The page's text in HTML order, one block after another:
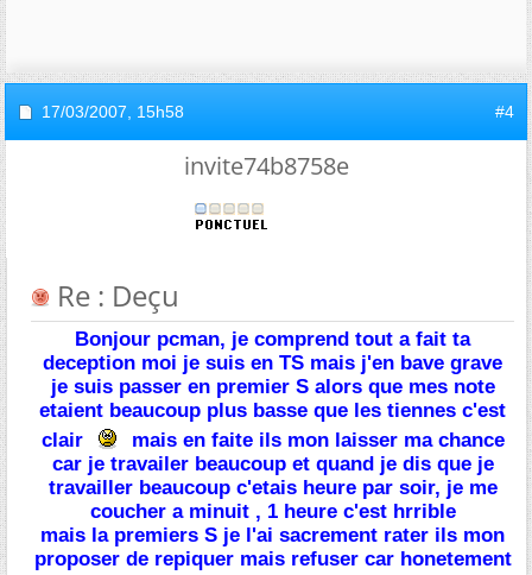
17/03/2007, 15h58 #4
invite74b8758e
Re : Deçu
Bonjour pcman, je comprend tout a fait ta
deception moi je suis en TS mais j'en bave grave
je suis passer en premier S alors que mes note
etaient beaucoup plus basse que les tiennes c'est
clair
mais en faite ils mon laisser ma chance
car je travailer beaucoup et quand je dis que je
travailler beaucoup c'etais heure par soir, je me
coucher a minuit , 1 heure c'est hrrible
mais la premiers S je l'ai sacrement rater ils mon
proposer de repiquer mais refuser car honetement